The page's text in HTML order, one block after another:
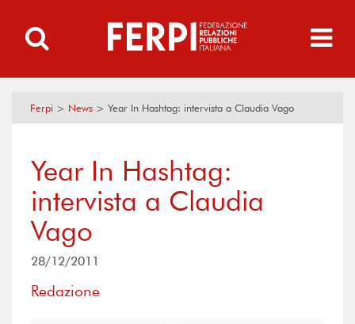
Ferpi > News > Year In Hashtag: intervista a Claudia Vago
Year In Hashtag:
intervista a Claudia
Vago
28/12/2011
Redazione